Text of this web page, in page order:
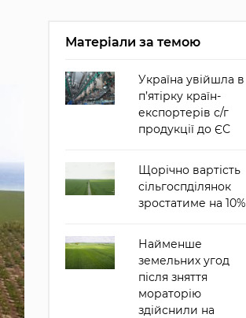
Матеріали за темою
Україна увійшла в
п’ятірку країн-
експортерів с/г
продукції до ЄС
Щорічно вартість
сільгоспділянок
зростатиме на 10%
Найменше
земельних угод
після зняття
мораторію
здійснили на